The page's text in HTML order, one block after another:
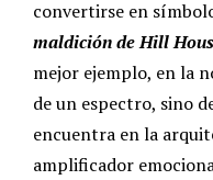
convertirse en
maldición de Hill
mejor ejemplo, en la
de un espectro, sino
encuentra en la
amplificador